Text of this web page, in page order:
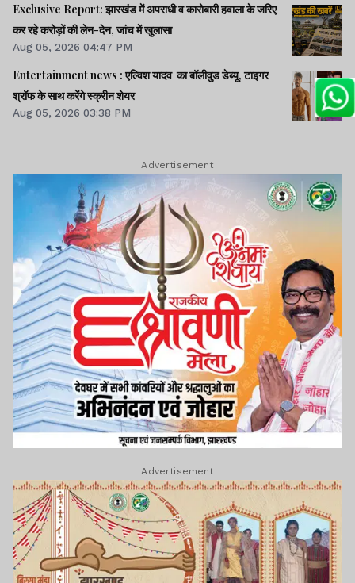
Exclusive Report: झारखंड में अपराधी व कारोबारी हवाला के जरिए
कर रहे करोड़ों की लेन-देन, जांच में खुलासा
Aug 05, 2026 04:47 PM
Entertainment news : एल्विश यादव का बॉलीवुड डेब्यू, टाइगर
श्रॉफ के साथ करेंगे स्क्रीन शेयर
Aug 05, 2026 03:38 PM
Advertisement
Advertisement